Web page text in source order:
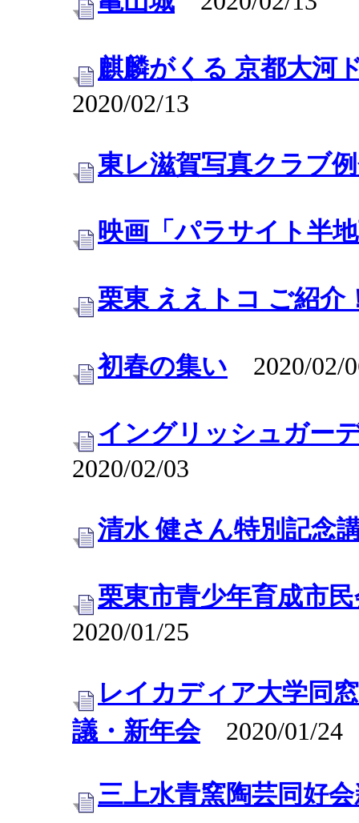
麒麟がくる 京都大河
2020/02/13
東レ滋賀写真クラブ
映画「パラサイト半
栗東 ええトコ ご紹介
初春の集い 2020/02/
イングリッシュガー
2020/02/03
清水 健さん特別記念
栗東市青少年育成市
2020/01/25
レイカディア大学同
議・新年会2020/01/24
三上水青窯陶芸同好